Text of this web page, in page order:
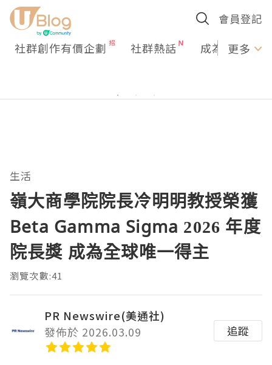
會員登記
社群創作有價企劃 社群熱話 成為U更多
生活
嶺大商學院院長冷明明教授榮獲
Beta Gamma Sigma 2026 年度
院長獎 成為全球唯一得主
瀏覽次數:41
PR Newswire(美通社)
發佈於 2026.03.09
追蹤